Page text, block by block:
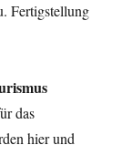
Fertigstellung
das
hier und